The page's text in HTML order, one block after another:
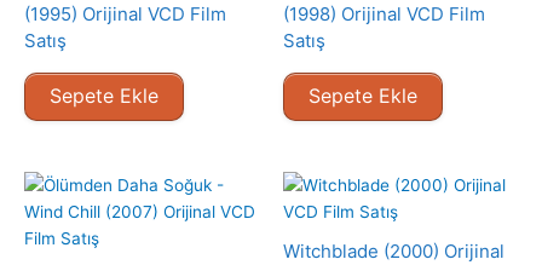
(1995) Orijinal VCD Film
Satış
Sepete Ekle
(1998) Orijinal VCD Film
Satış
Sepete Ekle
Witchblade (2000) Orijinal